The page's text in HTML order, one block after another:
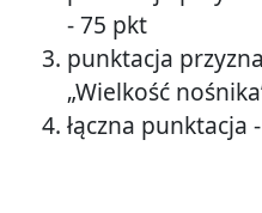
- 75 pkt
punktacja
„Wielkość
łączna punktacja